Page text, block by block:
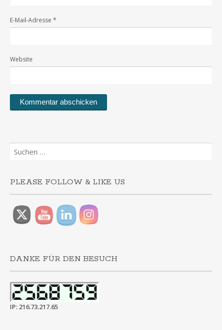
E-Mail-Adresse *
Website
Suchen
nach:
PLEASE FOLLOW & LIKE US
DANKE FÜR DEN BESUCH
IP: 216.73.217.65